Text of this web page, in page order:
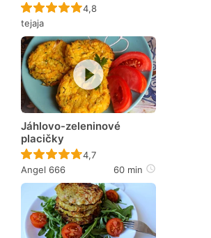
Recept ještě nebyl hodnocen
4,8
tejaja
Jáhlovo-zeleninové
placičky
Recept ještě nebyl hodnocen
4,7
Angel 666
60 min